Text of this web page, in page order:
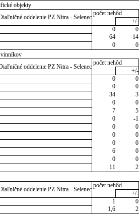
objekty
oddelenie PZ Nitra - Selenec
počet nehôd
+/-
0 0
64 14
0 0
vinníkov
oddelenie PZ Nitra - Selenec
počet nehôd
+/-
0 0
0 0
34 3
0 0
7 5
0 -1
0 0
0 0
0 0
6 0
0 0
11 2
oddelenie PZ Nitra - Selenec
počet nehôd
+/-
1 0
1,6 2